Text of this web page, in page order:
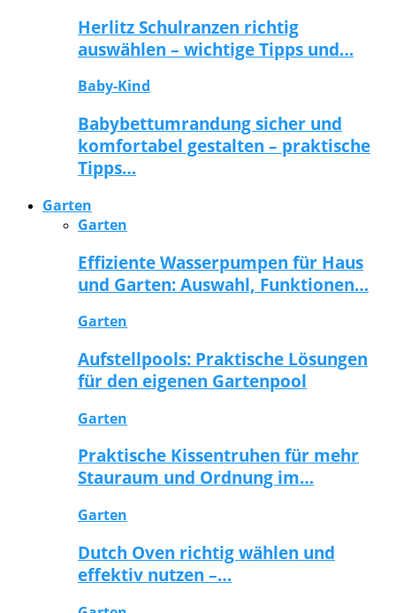
Herlitz Schulranzen richtig
auswählen – wichtige Tipps und…
Baby-Kind
Babybettumrandung sicher und
komfortabel gestalten – praktische
Tipps…
Garten
Garten
Effiziente Wasserpumpen für Haus
und Garten: Auswahl, Funktionen…
Garten
Aufstellpools: Praktische Lösungen
für den eigenen Gartenpool
Garten
Praktische Kissentruhen für mehr
Stauraum und Ordnung im…
Garten
Dutch Oven richtig wählen und
effektiv nutzen –…